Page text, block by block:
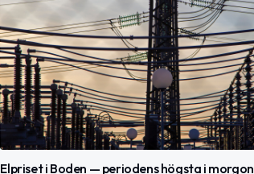
Elpriset i Boden — periodens högsta i morgon